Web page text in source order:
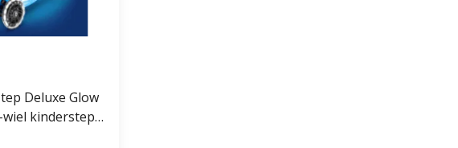
Deluxe Glow
wiel kinderstep -